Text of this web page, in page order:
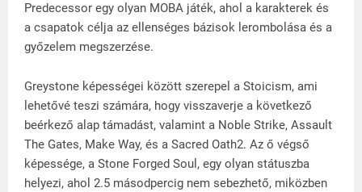
Predecessor egy olyan MOBA játék, ahol a karakterek és
a csapatok célja az ellenséges bázisok lerombolása és a
győzelem megszerzése.
Greystone képességei között szerepel a Stoicism, ami
lehetővé teszi számára, hogy visszaverje a következő
beérkező alap támadást, valamint a Noble Strike, Assault
The Gates, Make Way, és a Sacred Oath2. Az ő végső
képessége, a Stone Forged Soul, egy olyan státuszba
helyezi, ahol 2.5 másodpercig nem sebezhető, miközben